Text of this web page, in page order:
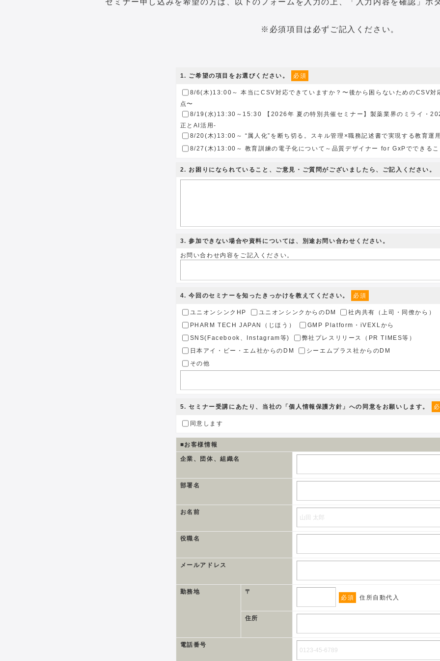
セミナー申し込みを希望の方は、以下のフォームを入力の上、「入力内容を確認」ボ
※必須項目は必ずご記入ください。
1. ご希望の項目をお選びください。 必須
8/6(木)13:00～ 本当にCSV対応できていますか？〜後から困らないためのCSV対
点〜
8/19(水)13:30～15:30 【2026年 夏の特別共催セミナー】製薬業界のミライ・
正とAI活用-
8/20(木)13:00～ “属人化”を断ち切る。スキル管理×職務記述書で実現する教育運
8/27(木)13:00～ 教育訓練の電子化について～品質デザイナー for GxPでできる
2. お困りになられていること、ご意見・ご質問がございましたら、ご記入ください。
3. 参加できない場合や資料については、別途お問い合わせください。
お問い合わせ内容をご記入ください。
4. 今回のセミナーを知ったきっかけを教えてください。 必須
ユニオンシンクHP ユニオンシンクからのDM
社内共有（上司・同僚から）
PHARM TECH JAPAN（じほう）
GMP Platform・iVEXLから
SNS(Facebook、Instagram等)
弊社プレスリリース（PR TIMES等）
日本アイ・ビー・エム社からのDM
シーエムプラス社からのDM
その他
5. セミナー受講にあたり、当社の 「個人情報保護方針」 への同意をお願いします。
同意します
■お客様情報
企業、団体、組織名
部署名
お名前
役職名
メールアドレス
勤務地
〒
必須
住所自動代入
住所
電話番号